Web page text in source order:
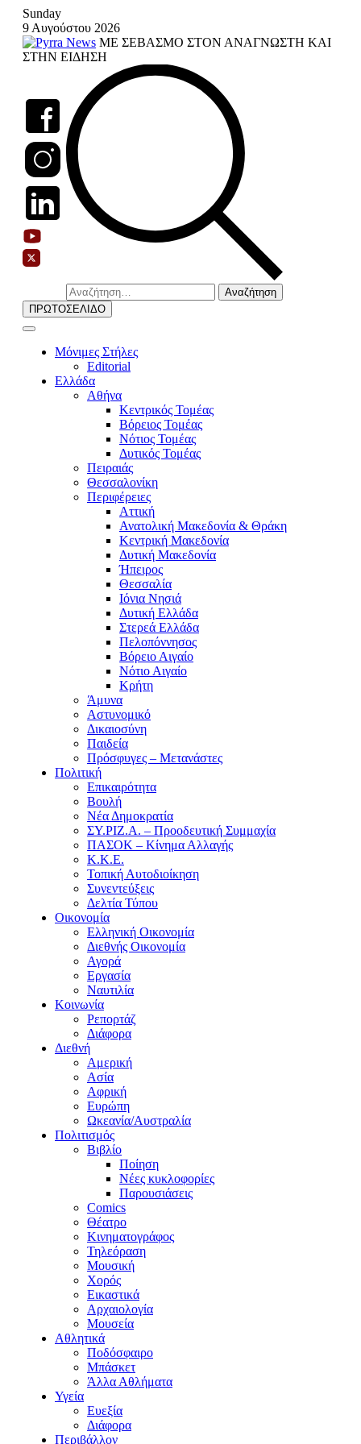
Skip
content
Sunday
9 Αυγούστου 2026
ΜΕ ΣΕΒΑΣΜΟ ΣΤΟΝ ΑΝΑΓΝΩΣΤΗ ΚΑΙ
ΣΤΗΝ ΕΙΔΗΣΗ
Αναζήτηση
για:
ΠΡΩΤΟΣΕΛΙΔΟ
Μόνιμες Στήλες
Editorial
Ελλάδα
Αθήνα
Κεντρικός Τομέας
Βόρειος Τομέας
Νότιος Τομέας
Δυτικός Τομέας
Πειραιάς
Θεσσαλονίκη
Περιφέρειες
Αττική
Ανατολική Μακεδονία & Θράκη
Κεντρική Μακεδονία
Δυτική Μακεδονία
Ήπειρος
Θεσσαλία
Ιόνια Νησιά
Δυτική Ελλάδα
Στερεά Ελλάδα
Πελοπόννησος
Βόρειο Αιγαίο
Νότιο Αιγαίο
Κρήτη
Άμυνα
Αστυνομικό
Δικαιοσύνη
Παιδεία
Πρόσφυγες – Μετανάστες
Πολιτική
Επικαιρότητα
Βουλή
Νέα Δημοκρατία
ΣΥ.ΡΙΖ.Α. – Προοδευτική Συμμαχία
ΠΑΣΟΚ – Κίνημα Αλλαγής
Κ.Κ.Ε.
Τοπική Αυτοδιοίκηση
Συνεντεύξεις
Δελτία Τύπου
Οικονομία
Ελληνική Οικονομία
Διεθνής Οικονομία
Αγορά
Εργασία
Ναυτιλία
Κοινωνία
Ρεπορτάζ
Διάφορα
Διεθνή
Αμερική
Ασία
Αφρική
Ευρώπη
Ωκεανία/Αυστραλία
Πολιτισμός
Βιβλίο
Ποίηση
Νέες κυκλοφορίες
Παρουσιάσεις
Comics
Θέατρο
Κινηματογράφος
Τηλεόραση
Μουσική
Χορός
Εικαστικά
Αρχαιολογία
Μουσεία
Αθλητικά
Ποδόσφαιρο
Μπάσκετ
Άλλα Αθλήματα
Υγεία
Ευεξία
Διάφορα
Περιβάλλον